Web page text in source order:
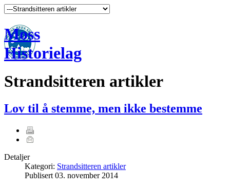
Moss
Historielag
Strandsitteren artikler
Lov til å stemme, men ikke bestemme
Detaljer
Kategori: Strandsitteren artikler
Publisert 03. november 2014